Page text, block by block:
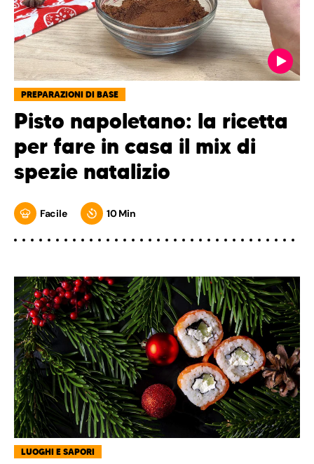
PREPARAZIONI DI BASE
Pisto napoletano: la ricetta
per fare in casa il mix di
spezie natalizio
Facile 10 Min
LUOGHI E SAPORI